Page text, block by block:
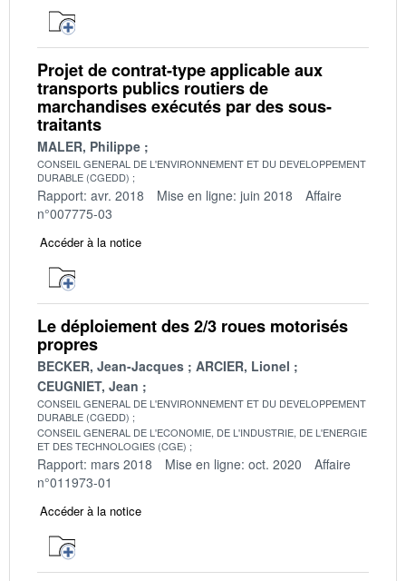
Projet de contrat-type applicable aux
transports publics routiers de
marchandises exécutés par des sous-
traitants
MALER, Philippe
CONSEIL GENERAL DE L'ENVIRONNEMENT ET DU DEVELOPPEMENT
DURABLE (CGEDD)
Rapport: avr. 2018 Mise en ligne: juin 2018
Affaire
n°007775-03
Accéder à la notice
Le déploiement des 2/3 roues motorisés
propres
BECKER, Jean-Jacques
ARCIER, Lionel
CEUGNIET, Jean
CONSEIL GENERAL DE L'ENVIRONNEMENT ET DU DEVELOPPEMENT
DURABLE (CGEDD)
CONSEIL GENERAL DE L'ECONOMIE, DE L'INDUSTRIE, DE L'ENERGIE
ET DES TECHNOLOGIES (CGE)
Rapport: mars 2018 Mise en ligne: oct. 2020
Affaire
n°011973-01
Accéder à la notice